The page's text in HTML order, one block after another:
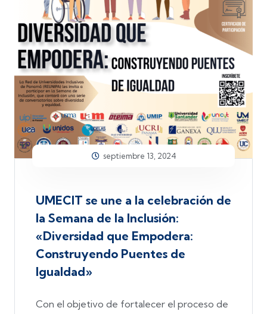
septiembre 13, 2024
UMECIT se une a la celebración de
la Semana de la Inclusión:
«Diversidad que Empodera:
Construyendo Puentes de
Igualdad»
Con el objetivo de fortalecer el proceso de